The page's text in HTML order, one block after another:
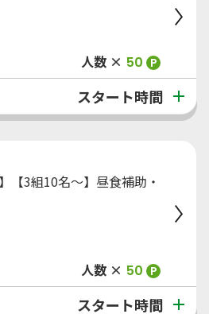
人数 × 50 P
スタート時間
【3組10名～】昼食補助・
人数 × 50 P
スタート時間